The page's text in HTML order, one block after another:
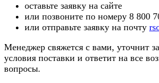
оставьте заявку на сайте
или позвоните по номеру 8 800
или отправьте заявку на почту
Менеджер свяжется с вами, уточнит
условия поставки и ответит на все
вопросы.